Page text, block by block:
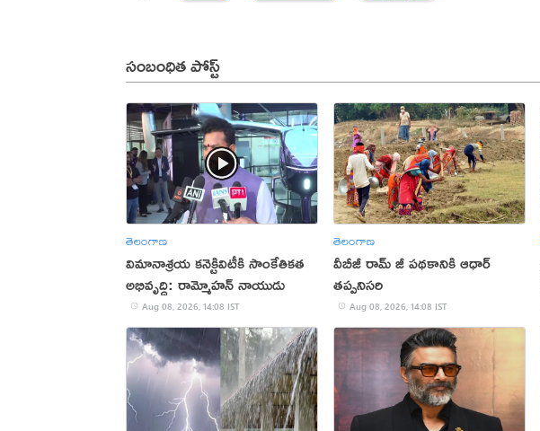
సంబంధిత పోస్ట్
తెలంగాణ
విమానాశ్రయ కనెక్టివిటీకి సాంకేతికత
అభివృద్ధి: రామ్మోహన్ నాయుడు
Aug 08, 2026, 14:08 IST
తెలంగాణ
వీబీజీ రామ్ జీ పథకానికి ఆధార్
తప్పనిసరి
Aug 08, 2026, 14:08 IST